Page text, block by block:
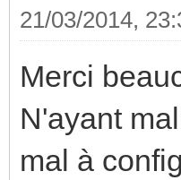
21/03/2014,
Merci
N'ayant
mal à